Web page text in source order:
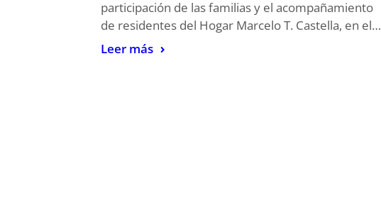
participación de las familias y el acompañamiento
de residentes del Hogar Marcelo T. Castella, en el…
Leer más